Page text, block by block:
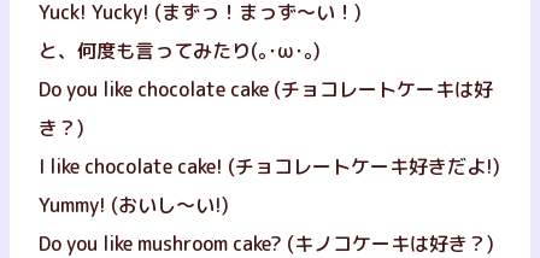
Yuck! Yucky! (まずっ！まっず～い！)
と、何度も言ってみたり(｡･ω･｡)
Do you like chocolate cake (チョコレートケーキは好
き？)
I like chocolate cake! (チョコレートケーキ好きだよ!)
Yummy! (おいし～い!)
Do you like mushroom cake? (キノコケーキは好き？)